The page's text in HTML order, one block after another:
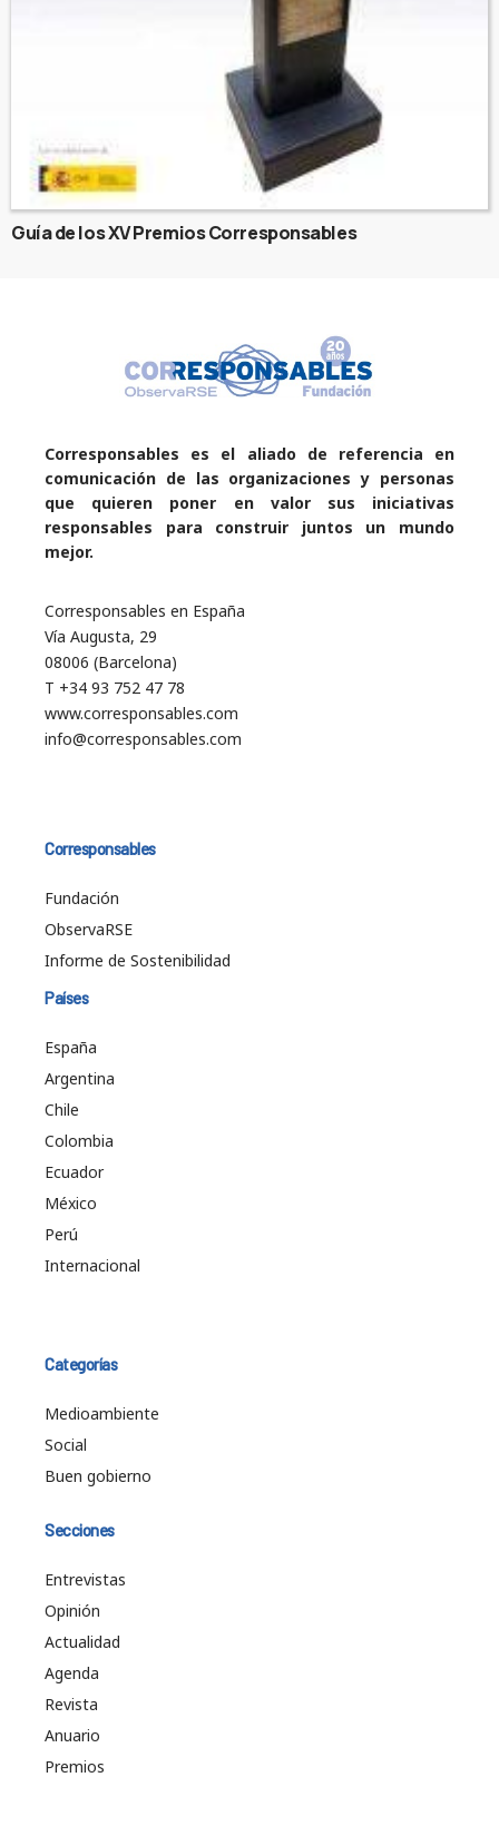
Guía de los XV Premios Corresponsables
Corresponsables es el aliado de referencia en
comunicación de las organizaciones y personas
que quieren poner en valor sus iniciativas
responsables para construir juntos un mundo
mejor.
Corresponsables en España
Vía Augusta, 29
08006 (Barcelona)
T +34 93 752 47 78
www.corresponsables.com
info@corresponsables.com
Corresponsables
Fundación
ObservaRSE
Informe de Sostenibilidad
Países
España
Argentina
Chile
Colombia
Ecuador
México
Perú
Internacional
Categorías
Medioambiente
Social
Buen gobierno
Secciones
Entrevistas
Opinión
Actualidad
Agenda
Revista
Anuario
Premios